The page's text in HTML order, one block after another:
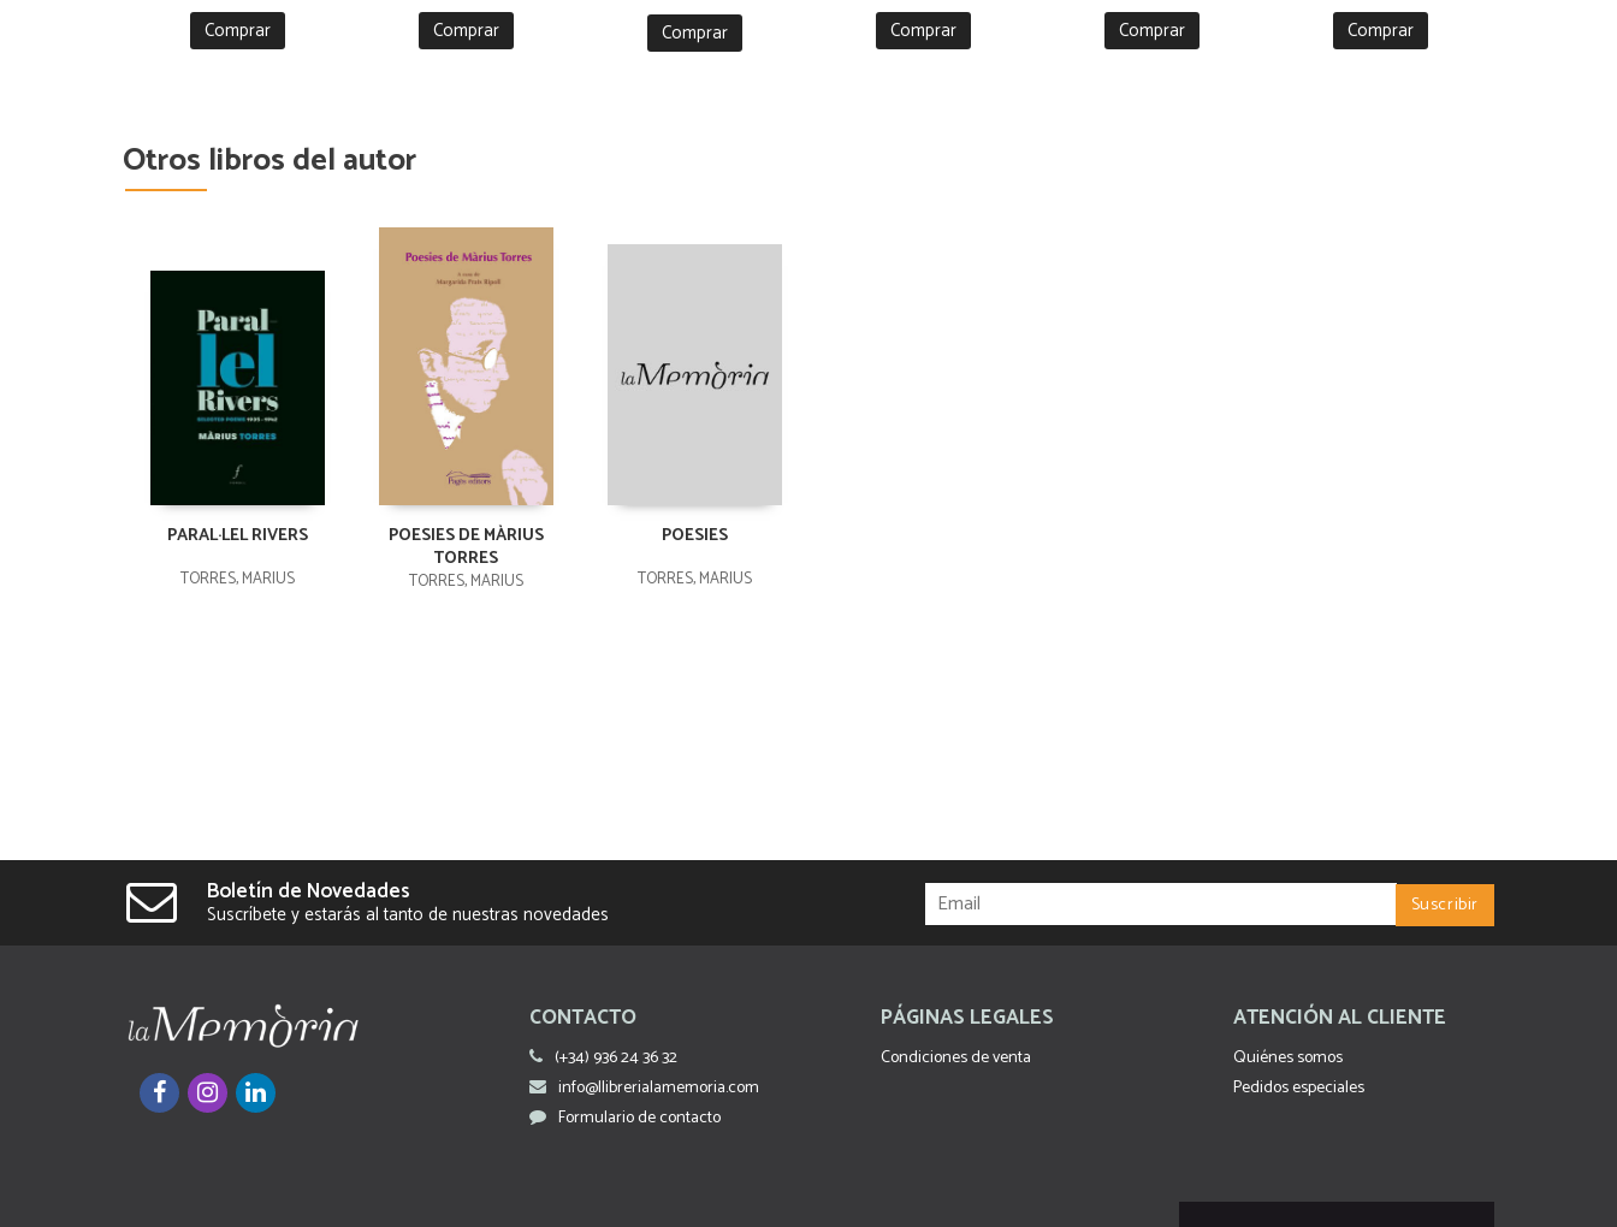
Comprar Comprar Comprar Comprar Comprar Comprar
Otros libros del autor
PARAL·LEL RIVERS
TORRES, MÀRIUS
POESIES DE MÀRIUS
TORRES
TORRES, MÀRIUS
POESIES
TORRES, MÀRIUS
Boletín de Novedades
Suscríbete y estarás al tanto de nuestras novedades
CONTACTO
(+34) 936 24 36 32
info@llibrerialamemoria.com
Formulario de contacto
PÁGINAS LEGALES
Condiciones de venta
ATENCIÓN AL CLIENTE
Quiénes somos
Pedidos especiales